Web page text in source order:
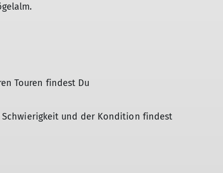
Touren findest Du
und der Kondition findest